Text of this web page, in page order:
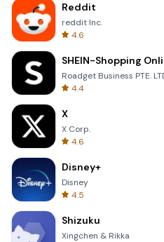
Reddit
reddit Inc.
4.6
SHEIN-Shopping
Roadget Business PTE.
4.4
X
X Corp.
4.6
Disney+
Disney
4.5
Shizuku
Xingchen & Rikka